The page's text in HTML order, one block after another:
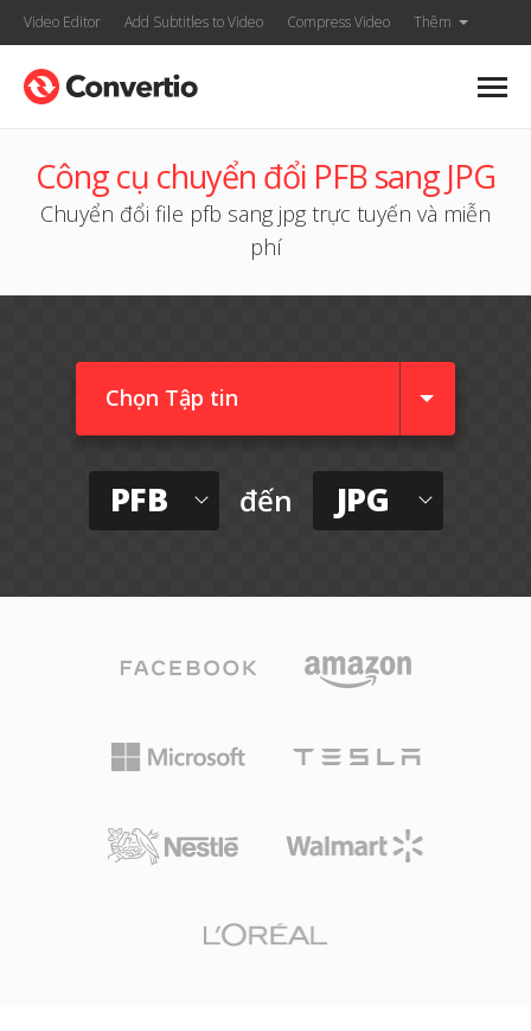
Video Editor Add Subtitles to Video Compress Video Thêm
Công cụ chuyển đổi PFB sang JPG
Chuyển đổi file pfb sang jpg trực tuyến và miễn
phí
Chọn Tập tin
PFB đến JPG